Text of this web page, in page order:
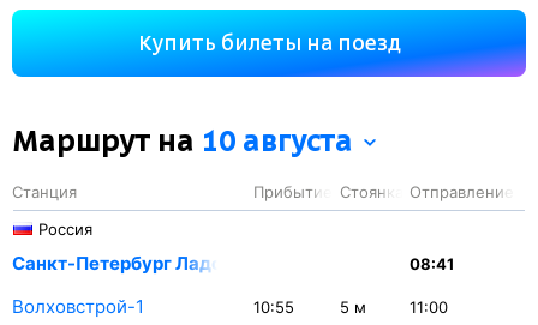
1513 км. На этом маршруте будет 44 остановки. Самая
продолжительная стоянка поезда на станции Котлас
Южный — 63 минуты.
Купить билеты на поезд
Маршрут на 10 августа
Станция Прибытие Стоянка
Отправление
Россия
Санкт-Петербург Ладож. 08:41
Волховстрой-1 10:55 5 м 11:00